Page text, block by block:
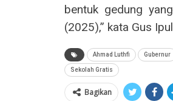
bentuk gedung
(2025),” kata Gus
Ahmad Luthfi Gubernur
Sekolah Gratis
Bagikan